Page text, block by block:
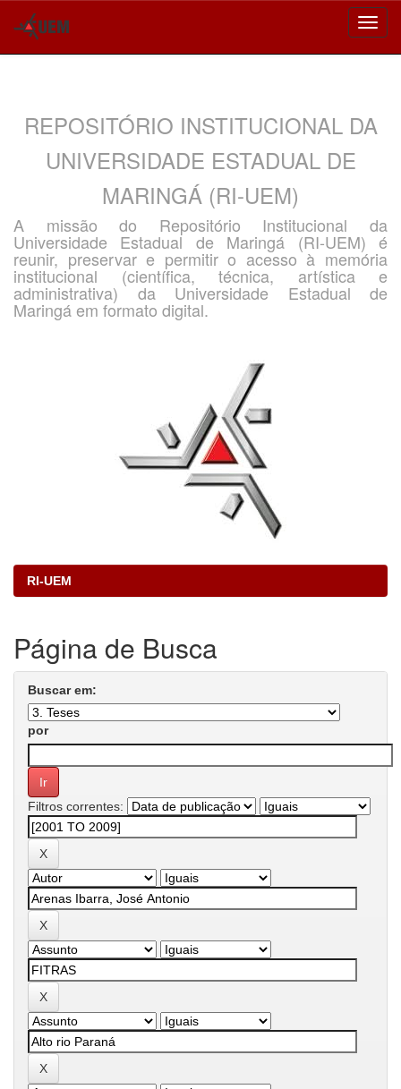
REPOSITÓRIO INSTITUCIONAL DA
UNIVERSIDADE ESTADUAL DE
MARINGÁ (RI-UEM)
A missão do Repositório Institucional da
Universidade Estadual de Maringá (RI-UEM) é
reunir, preservar e permitir o acesso à memória
institucional (científica, técnica, artística e
administrativa) da Universidade Estadual de
Maringá em formato digital.
RI-UEM
Página de Busca
Buscar em:
por
Filtros correntes: